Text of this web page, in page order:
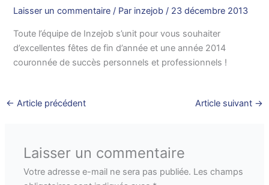
Laisser un commentaire / Par inzejob/ 23 décembre 2013
Toute l’équipe de Inzejob s’unit pour vous souhaiter
d’excellentes fêtes de fin d’année et une année 2014
couronnée de succès personnels et professionnels !
← Article précédent Article suivant →
Laisser un commentaire
Votre adresse e-mail ne sera pas publiée. Les champs